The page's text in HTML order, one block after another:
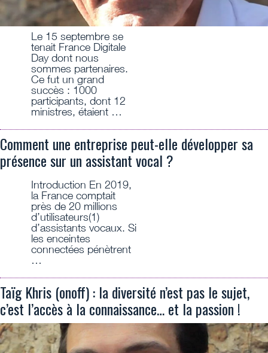
Le 15 septembre se
tenait France Digitale
Day dont nous
sommes partenaires.
Ce fut un grand
succès : 1000
participants, dont 12
ministres, étaient …
Comment une entreprise peut-elle développer sa
présence sur un assistant vocal ?
Introduction En 2019,
la France comptait
près de 20 millions
d’utilisateurs(1)
d’assistants vocaux. Si
les enceintes
connectées pénètrent
…
Taïg Khris (onoff) : la diversité n’est pas le sujet,
c’est l’accès à la connaissance… et la passion !